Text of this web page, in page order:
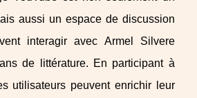
aussi un espace de discussion
interagir avec Armel Silvere
de littérature. En participant à
utilisateurs peuvent enrichir leur